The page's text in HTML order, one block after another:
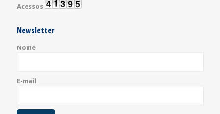
Acessos
Newsletter
Nome
E-mail